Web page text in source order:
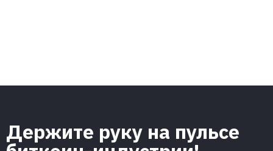
Держите руку на пульсе